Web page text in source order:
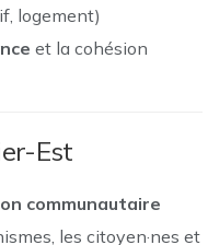
logement)
et la cohésion
Est
communautaire
les citoyen·nes et